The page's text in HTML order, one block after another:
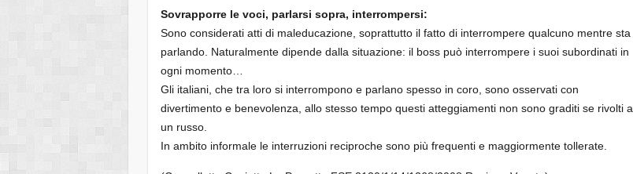
Sovrapporre le voci, parlarsi sopra, interrompersi:
Sono considerati atti di maleducazione, soprattutto il fatto di interrompere qualcuno mentre sta
parlando. Naturalmente dipende dalla situazione: il boss può interrompere i suoi subordinati in
ogni momento…
Gli italiani, che tra loro si interrompono e parlano spesso in coro, sono osservati con
divertimento e benevolenza, allo stesso tempo questi atteggiamenti non sono graditi se rivolti a
un russo.
In ambito informale le interruzioni reciproche sono più frequenti e maggiormente tollerate.